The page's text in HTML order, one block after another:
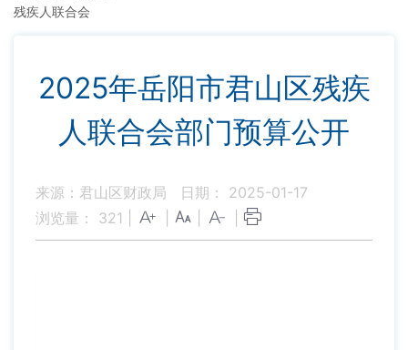
残疾人联合会
2025年岳阳市君山区残疾
人联合会部门预算公开
来源：君山区财政局
日期： 2025-01-17
浏览量： 321